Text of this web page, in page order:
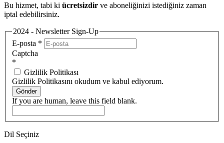
Bu hizmet, tabi ki ücretsizdir ve aboneliğinizi istediğiniz zaman
iptal edebilirsiniz.
2024 - Newsletter Sign-Up
E-posta *
Captcha
*
Gizlilik Politikası
Gizlilik Politikasını okudum ve kabul ediyorum.
Gönder
If you are human, leave this field blank.
Dil Seçiniz